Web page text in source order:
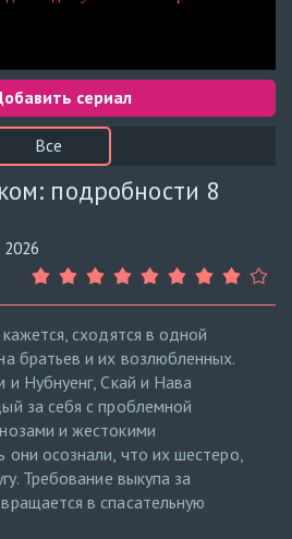
сериал
Все
подробности 8
2026
сходятся в одной
братьев и их возлюбленных.
Нубнуенг, Скай и Нава
за себя с проблемной
и жестокими
они осознали, что их шестеро,
Требование выкупа за
в спасательную